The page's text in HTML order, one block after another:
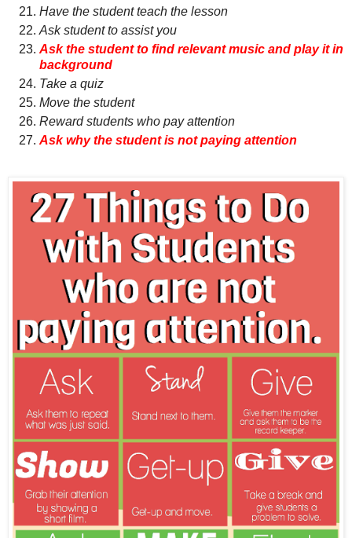
Have the student teach the lesson
Ask student to assist you
Ask the student to find relevant music and play it in
background
Take a quiz
Move the student
Reward students who pay attention
Ask why the student is not paying attention